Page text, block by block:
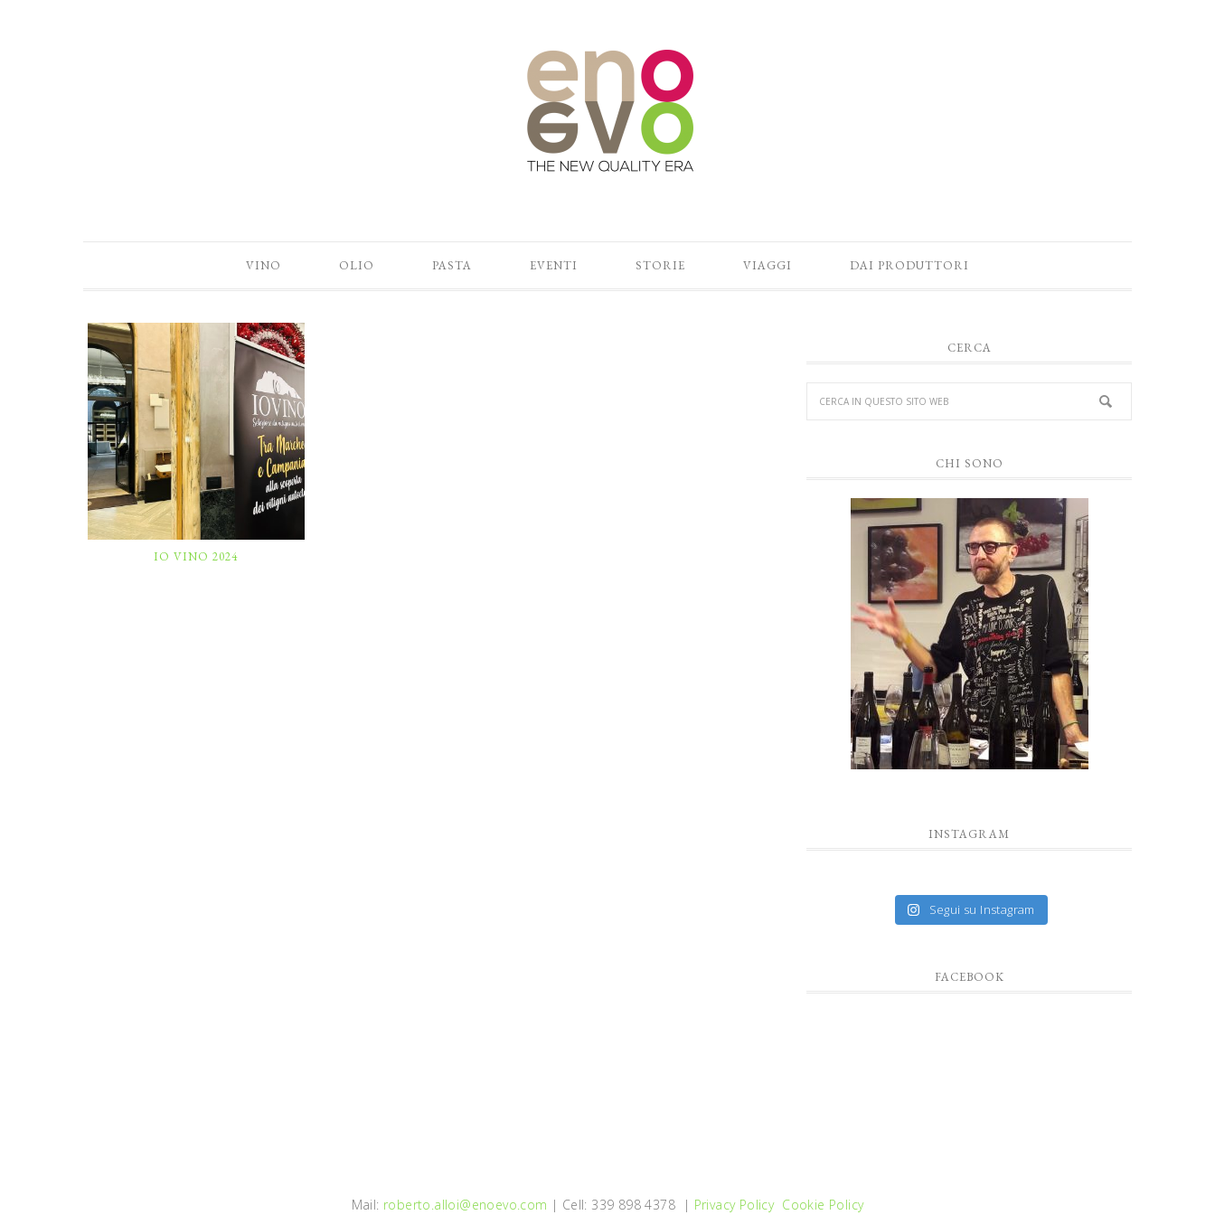
VINO OLIO PASTA EVENTI STORIE VIAGGI DAI PRODUTTORI
IO VINO 2024
CERCA
CHI SONO
INSTAGRAM
Segui su Instagram
FACEBOOK
Mail: roberto.alloi@enoevo.com | Cell: 339 898 4378 | Privacy Policy Cookie Policy